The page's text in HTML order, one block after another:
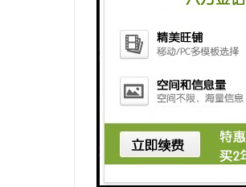
32寸壁挂触摸一体机
人性化设计 维护简单
2）电脑通电自启，免